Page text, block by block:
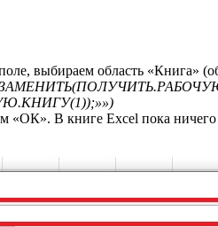
выбираем область «Книга»
«ОК». В книге Excel пока